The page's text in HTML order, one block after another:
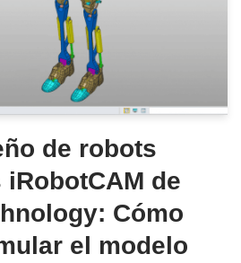
de robots
de
Cómo
el modelo